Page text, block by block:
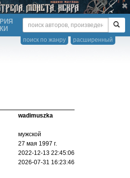
расширенный
поиск по жанру
wadimuszka
мужской
27 мая 1997 г.
2022-12-13 22:45:06
2026-07-31 16:23:46